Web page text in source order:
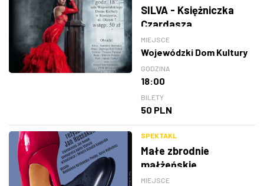
SILVA - Księżniczka
Czardasza
MIEJSCE
Wojewódzki Dom Kultury
GODZINA
18:00
BILETY
50 PLN
SPEKTAKL
Małe zbrodnie
małżeńskie
MIEJSCE